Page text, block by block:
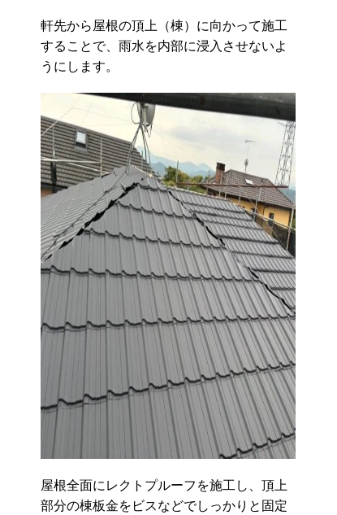
軒先から屋根の頂上（棟）に向かって施工
することで、雨水を内部に浸入させないよ
うにします。
屋根全面にレクトプルーフを施工し、頂上
部分の棟板金をビスなどでしっかりと固定